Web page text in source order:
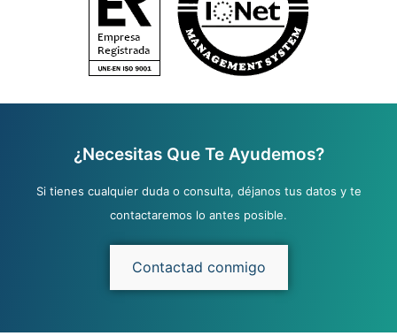
¿Necesitas Que Te Ayudemos?
Si tienes cualquier duda o consulta, déjanos tus datos y te
contactaremos lo antes posible.
Contactad conmigo